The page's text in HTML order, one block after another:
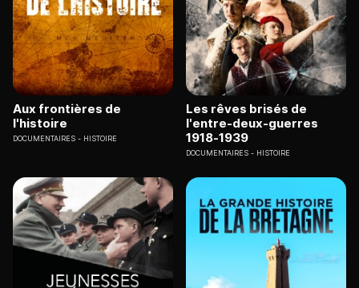
Aux frontières de
l'histoire
DOCUMENTAIRES HISTOIRE
Les rêves brisés de
l'entre-deux-guerres
1918-1939
DOCUMENTAIRES HISTOIRE